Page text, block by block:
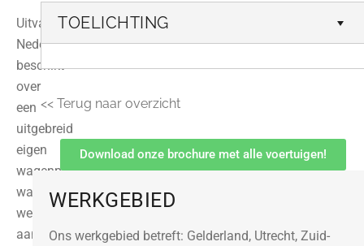
Uitvaartsupport
Nederland
beschikt
over
een
uitgebreid
eigen
wagenpark,
waardoor
we
aan
TOELICHTING
<< Terug naar overzicht
Download onze brochure met alle voertuigen!
WERKGEBIED
Ons werkgebied betreft: Gelderland, Utrecht, Zuid-